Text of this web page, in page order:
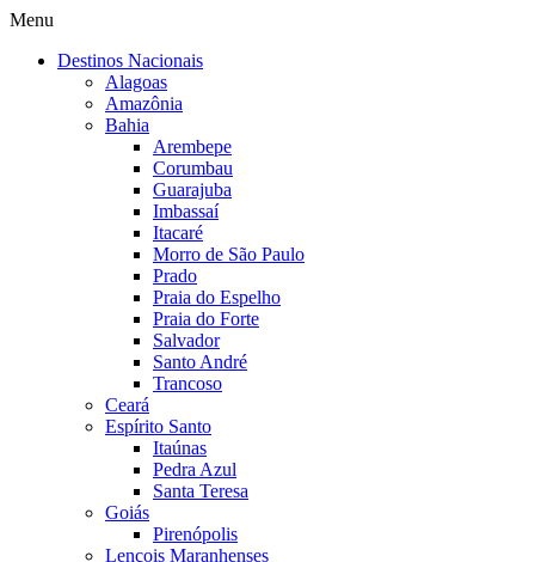
Menu
Destinos Nacionais
Alagoas
Amazônia
Bahia
Arembepe
Corumbau
Guarajuba
Imbassaí
Itacaré
Morro de São Paulo
Prado
Praia do Espelho
Praia do Forte
Salvador
Santo André
Trancoso
Ceará
Espírito Santo
Itaúnas
Pedra Azul
Santa Teresa
Goiás
Pirenópolis
Lençois Maranhenses